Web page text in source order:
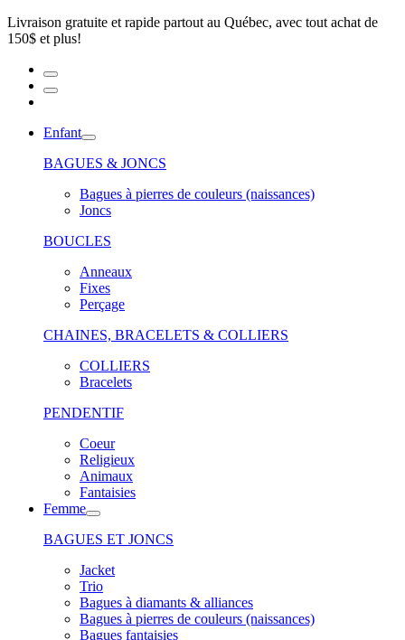
Livraison gratuite et rapide partout au Québec, avec tout achat de
150$ et plus!
Enfant
BAGUES & JONCS
Bagues à pierres de couleurs (naissances)
Joncs
BOUCLES
Anneaux
Fixes
Perçage
CHAINES, BRACELETS & COLLIERS
COLLIERS
Bracelets
PENDENTIF
Coeur
Religieux
Animaux
Fantaisies
Femme
BAGUES ET JONCS
Jacket
Trio
Bagues à diamants & alliances
Bagues à pierres de couleurs (naissances)
Bagues fantaisies